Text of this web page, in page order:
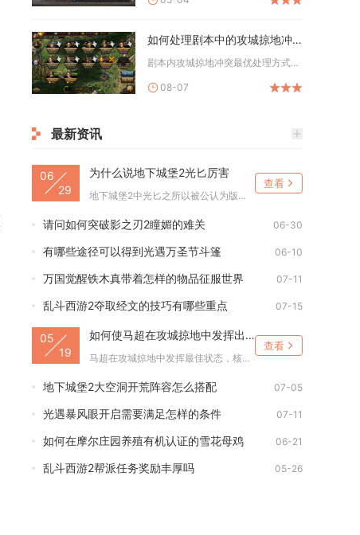
如何处理剧本中的攻城掠地冲突
剧本内攻城掠地冲突最优处理方式分为外交智取、分层攻坚、控场止...
08-07
最新资讯
06
29
为什么说地下城堡2光匕厉害
地下城堡2中光匕之所以被公认为版本强势核心，核心在于其兼具高...
查看
请问如何突破影之刃2瞳媚的难关 06-30
有哪些途径可以得到光遇万圣节斗篷 06-10
万国觉醒铁木真带着怎样的物品征服世界 07-11
乱斗西游2夺取经文的技巧有哪些重点 07-15
05
19
如何使马超在攻城掠地中发挥出最佳状态
马超在攻城掠地中发挥最佳状态，核心在于觉醒突破、专属宝物拉满...
查看
地下城堡2大空洞开荒阵容怎么搭配 07-05
光遇暴风眼开启需要满足怎样的条件 07-11
如何在摩尔庄园养殖有机认证的雪花母鸡 06-21
乱斗西游2帮派任务奖励丰厚吗 05-26